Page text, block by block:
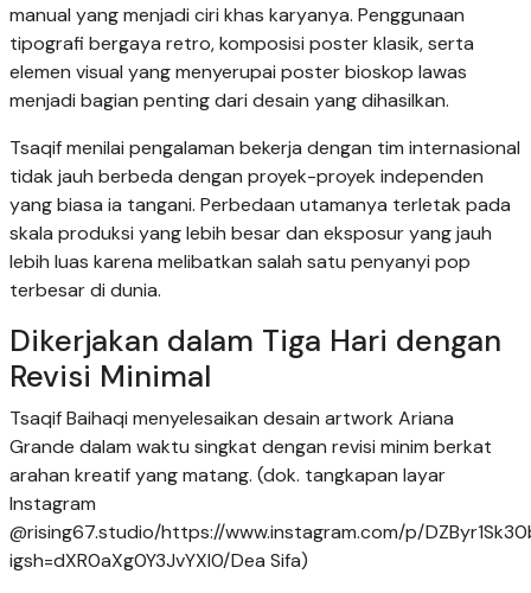
manual yang menjadi ciri khas karyanya. Penggunaan
tipografi bergaya retro, komposisi poster klasik, serta
elemen visual yang menyerupai poster bioskop lawas
menjadi bagian penting dari desain yang dihasilkan.
Tsaqif menilai pengalaman bekerja dengan tim internasional
tidak jauh berbeda dengan proyek-proyek independen
yang biasa ia tangani. Perbedaan utamanya terletak pada
skala produksi yang lebih besar dan eksposur yang jauh
lebih luas karena melibatkan salah satu penyanyi pop
terbesar di dunia.
Dikerjakan dalam Tiga Hari dengan
Revisi Minimal
Tsaqif Baihaqi menyelesaikan desain artwork Ariana
Grande dalam waktu singkat dengan revisi minim berkat
arahan kreatif yang matang. (dok. tangkapan layar
Instagram
@rising67.studio/https://www.instagram.com/p/
igsh=dXR0aXg0Y3JvYXI0/Dea Sifa)